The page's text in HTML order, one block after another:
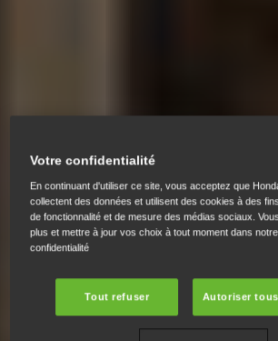
Votre confidentialité
En continuant d'utiliser ce site, vous acceptez que
collectent des données et utilisent des cookies à des
de fonctionnalité et de mesure des médias sociaux.
plus et mettre à jour vos choix à tout moment dans
confidentialité
Tout refuser Autoriser